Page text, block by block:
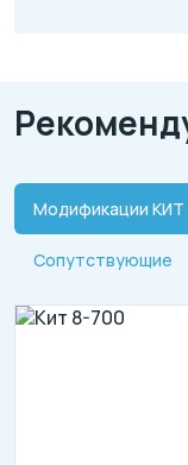
Модификации КИТ
Сопутствующие